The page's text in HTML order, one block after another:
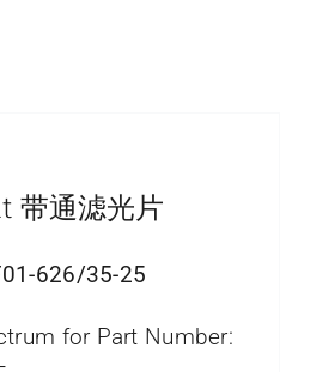
带通滤光片
626/35-25
for Part Number: